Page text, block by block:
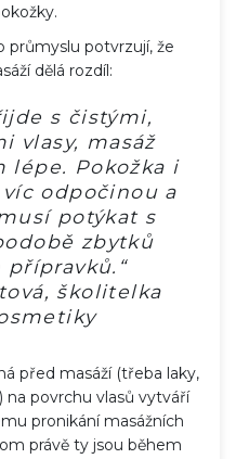
průmyslu potvrzují, že
dělá rozdíl:
s čistými,
vlasy, masáž
lépe. Pokožka i
odpočinou a
potýkat s
zbytků
školitelka
před masáží (třeba laky,
povrchu vlasů vytváří
pronikání masážních
právě ty jsou během